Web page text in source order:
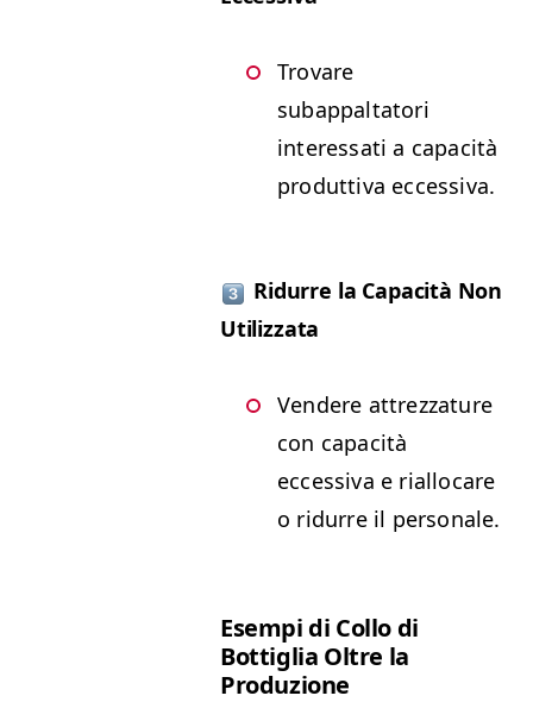
Trovare
subappaltatori
interessati a capacità
produttiva eccessiva.
Ridurre la Capacità Non
Utilizzata
Vendere attrezzature
con capacità
eccessiva e riallocare
o ridurre il personale.
Esempi di Collo di
Bottiglia Oltre la
Produzione